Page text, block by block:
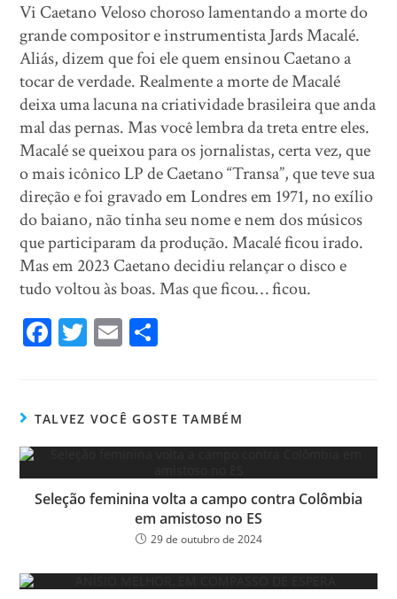
Vi Caetano Veloso choroso lamentando a morte do
grande compositor e instrumentista Jards Macalé.
Aliás, dizem que foi ele quem ensinou Caetano a
tocar de verdade. Realmente a morte de Macalé
deixa uma lacuna na criatividade brasileira que anda
mal das pernas. Mas você lembra da treta entre eles.
Macalé se queixou para os jornalistas, certa vez, que
o mais icônico LP de Caetano “Transa”, que teve sua
direção e foi gravado em Londres em 1971, no exílio
do baiano, não tinha seu nome e nem dos músicos
que participaram da produção. Macalé ficou irado.
Mas em 2023 Caetano decidiu relançar o disco e
tudo voltou às boas. Mas que ficou… ficou.
Fa
ok
T
er
E
TALVEZ VOCÊ GOSTE TAMBÉM
Seleção feminina volta a campo contra Colômbia
em amistoso no ES
29 de outubro de 2024